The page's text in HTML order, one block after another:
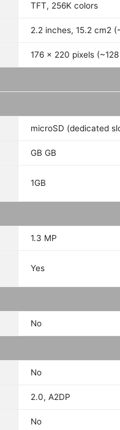
TFT, 256K colors
2.2 inches, 15.2 cm2
176 x 220 pixels
microSD (dedicated
GB GB
1GB
1.3 MP
Yes
No
No
2.0, A2DP
No